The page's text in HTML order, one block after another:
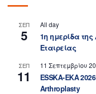
ΣΕΠ
5
All day
1η ημερίδα
Εταιρείας
ΣΕΠ
11
11 Σεπτεμβρίου
ESSKA-EKA
Arthroplasty